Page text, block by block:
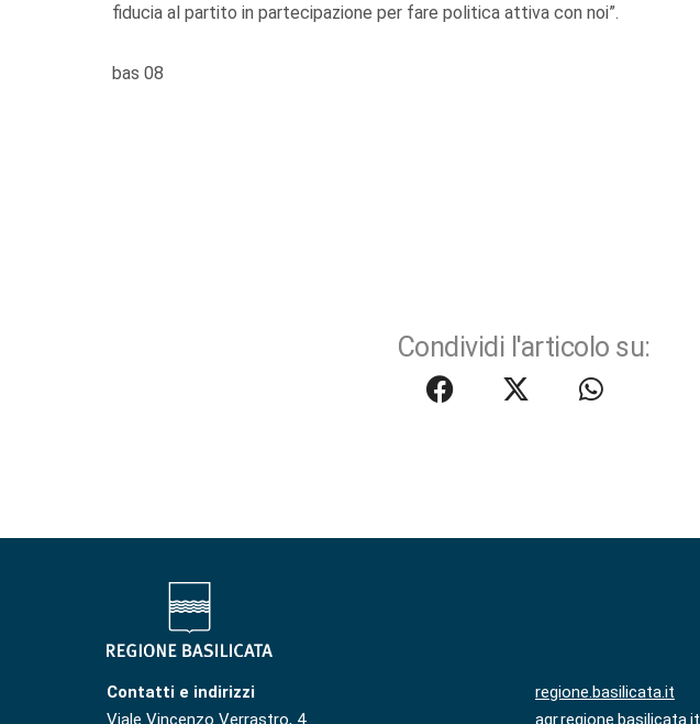
fiducia al partito in partecipazione per fare politica attiva con noi”.
bas 08
Condividi l'articolo su:
Contatti e indirizzi
Viale Vincenzo Verrastro, 4
regione.basilicata.it
agr.regione.basilicata.it